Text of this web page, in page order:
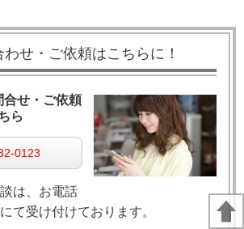
わせ・ご依頼はこちらに！
合せ・ご依頼
ら
0123
は、お電話
て受け付けております。